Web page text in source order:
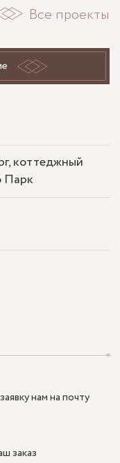
Все проекты
коттеджный
Парк
нам на почту
заказ